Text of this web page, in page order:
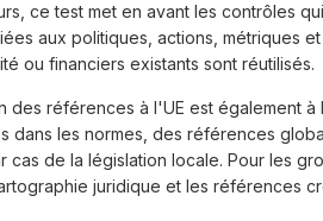
ce test met en avant les contrôles
aux politiques, actions, métriques
ou financiers existants sont réutilisés.
des références à l'UE est également
dans les normes, des références
cas de la législation locale. Pour les
juridique et les références